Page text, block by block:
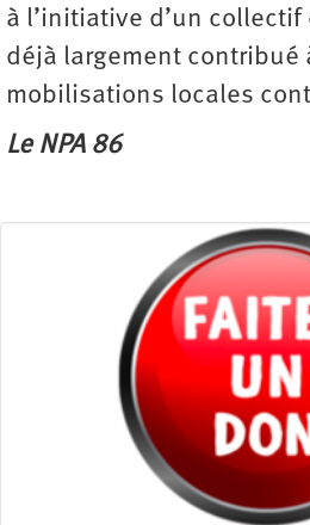
à l’initiative d’un
déjà largement contribué
mobilisations locales
Le NPA 86